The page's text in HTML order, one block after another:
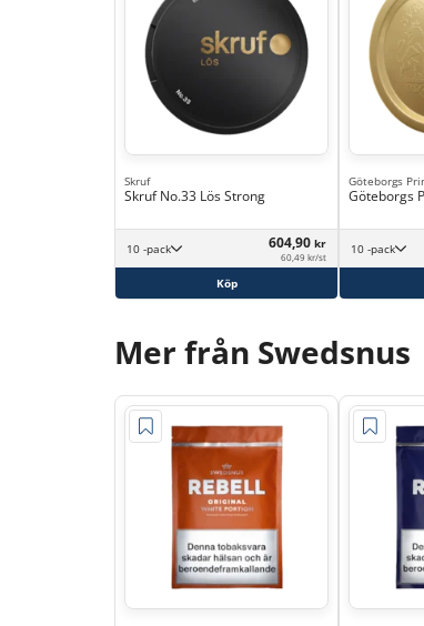
Skruf
Skruf No.33 Lös Strong
10 -pack 604,90 kr
60,49 kr/st
Köp
Göteborgs
Göteborgs
10 -pack
Mer från Swedsnus